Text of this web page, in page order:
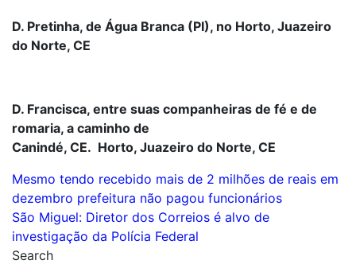
D. Pretinha, de Água Branca (PI), no Horto, Juazeiro
do Norte, CE
D. Francisca, entre suas companheiras de fé e de
romaria, a caminho de
Canindé, CE. Horto, Juazeiro do Norte, CE
Navegação
de
Post
Mesmo tendo recebido mais de 2 milhões de reais em
dezembro prefeitura não pagou funcionários
São Miguel: Diretor dos Correios é alvo de
investigação da Polícia Federal
Search